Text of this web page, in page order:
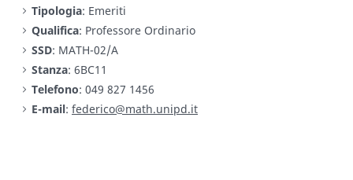
Tipologia: Emeriti
Qualifica: Professore Ordinario
SSD: MATH-02/A
Stanza: 6BC11
Telefono: 049 827 1456
E-mail: federico@math.unipd.it